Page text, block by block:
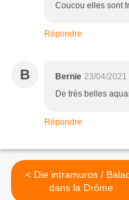
Coucou elles sont
Répondre
B Bernie 23/04/2021
De très belles
Répondre
< Die intramuros / Balade
dans la Drôme